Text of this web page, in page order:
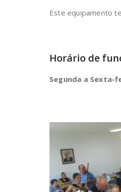
Este equipamento
Horário de
Segunda a Sexta-